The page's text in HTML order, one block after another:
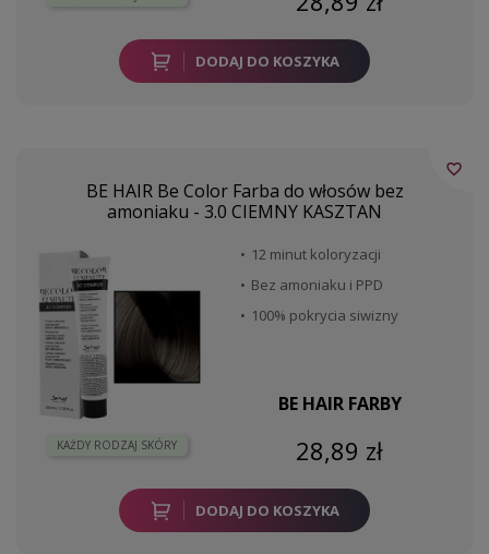
DODAJ DO KOSZYKA
BE HAIR Be Color Farba do włosów bez
amoniaku - 3.0 CIEMNY KASZTAN
KAŻDY RODZAJ SKÓRY
12 minut koloryzacji
Bez amoniaku i PPD
100% pokrycia siwizny
BE HAIR FARBY
28,89 zł
DODAJ DO KOSZYKA
favorite_border